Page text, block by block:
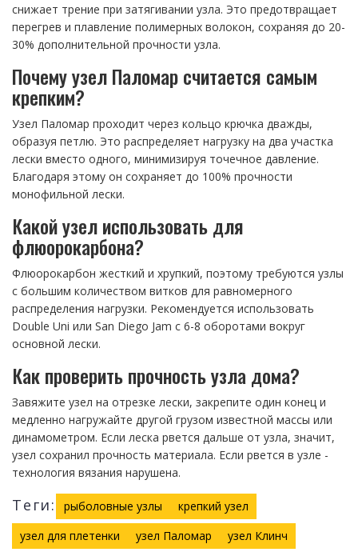
снижает трение при затягивании узла. Это предотвращает
перегрев и плавление полимерных волокон, сохраняя до 20-
30% дополнительной прочности узла.
Почему узел Паломар считается самым
крепким?
Узел Паломар проходит через кольцо крючка дважды,
образуя петлю. Это распределяет нагрузку на два участка
лески вместо одного, минимизируя точечное давление.
Благодаря этому он сохраняет до 100% прочности
монофильной лески.
Какой узел использовать для
флюорокарбона?
Флюорокарбон жесткий и хрупкий, поэтому требуются узлы
с большим количеством витков для равномерного
распределения нагрузки. Рекомендуется использовать
Double Uni или San Diego Jam с 6-8 оборотами вокруг
основной лески.
Как проверить прочность узла дома?
Завяжите узел на отрезке лески, закрепите один конец и
медленно нагружайте другой грузом известной массы или
динамометром. Если леска рвется дальше от узла, значит,
узел сохранил прочность материала. Если рвется в узле -
технология вязания нарушена.
Теги: рыболовные узлы
крепкий узел
узел для плетенки
узел Паломар узел Клинч